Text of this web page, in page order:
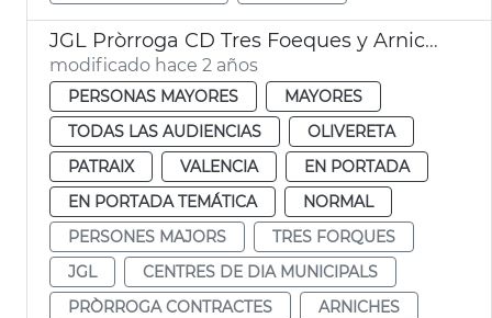
JGL Pròrroga CD Tres Foeques y Arniches
modificado hace 2 años
PERSONAS MAYORES
MAYORES
TODAS LAS AUDIENCIAS
OLIVERETA
PATRAIX
VALENCIA
EN PORTADA
EN PORTADA TEMÁTICA
NORMAL
PERSONES MAJORS
TRES FORQUES
JGL
CENTRES DE DIA MUNICIPALS
PRÒRROGA CONTRACTES
ARNICHES